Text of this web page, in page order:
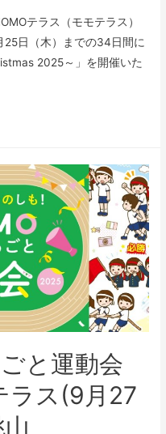
テラス（モモテラス）
25日（木）までの34日間に
2025～」を開催いた
と運動会
ラス(9月27